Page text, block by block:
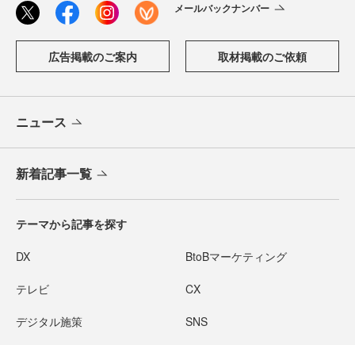
メールバックナンバー
広告掲載のご案内 取材掲載のご依頼
ニュース
新着記事一覧
テーマから記事を探す
DX BtoBマーケティング
テレビ CX
デジタル施策 SNS